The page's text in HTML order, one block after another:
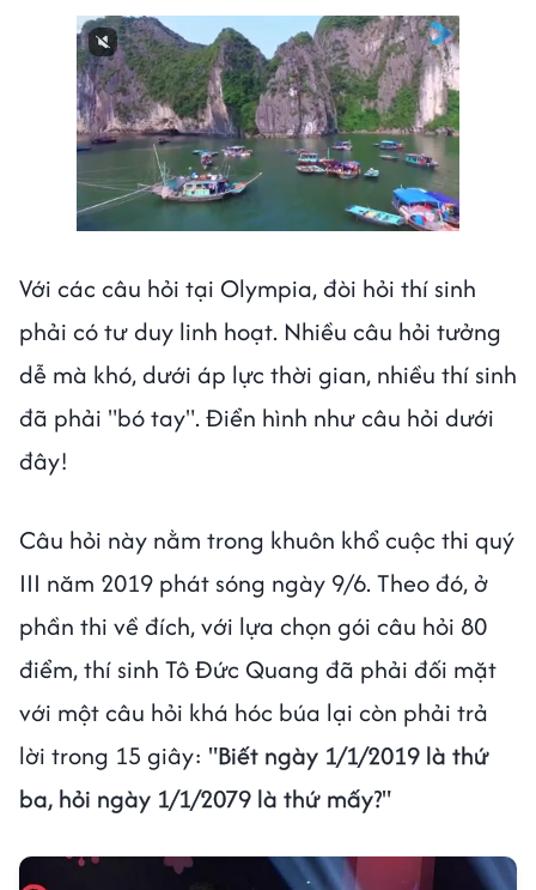
Next video in 1 Cancel
Với các câu hỏi tại Olympia, đòi hỏi thí sinh
phải có tư duy linh hoạt. Nhiều câu hỏi tưởng
dễ mà khó, dưới áp lực thời gian, nhiều thí sinh
đã phải "bó tay". Điển hình như câu hỏi dưới
đây!
Câu hỏi này nằm trong khuôn khổ cuộc thi quý
III năm 2019 phát sóng ngày 9/6. Theo đó, ở
phần thi về đích, với lựa chọn gói câu hỏi 80
điểm, thí sinh Tô Đức Quang đã phải đối mặt
với một câu hỏi khá hóc búa lại còn phải trả
lời trong 15 giây: "Biết ngày 1/1/2019 là thứ
ba, hỏi ngày 1/1/2079 là thứ mấy?"